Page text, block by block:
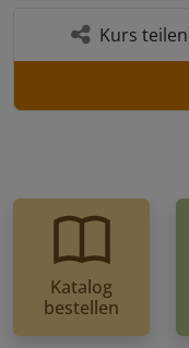
Kurs teilen
Katalog
bestellen